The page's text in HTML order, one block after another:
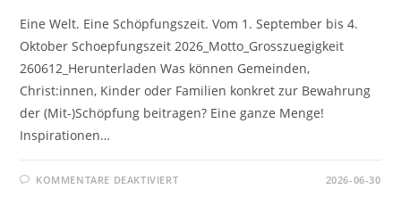
Eine Welt. Eine Schöpfungszeit. Vom 1. September bis 4.
Oktober Schoepfungszeit 2026_Motto_Grosszuegigkeit
260612_Herunterladen Was können Gemeinden,
Christ:innen, Kinder oder Familien konkret zur Bewahrung
der (Mit-)Schöpfung beitragen? Eine ganze Menge!
Inspirationen…
KOMMENTARE DEAKTIVIERTFÜR 2026-06-30